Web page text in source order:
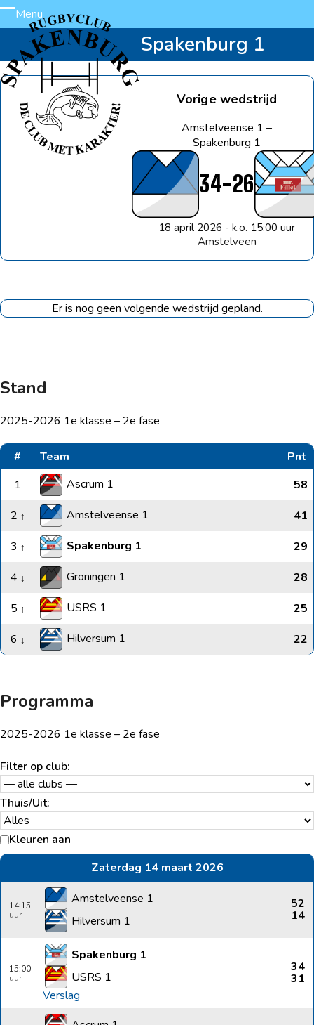
Skip
to
content
Menu
Open
mobile
menu
Close
mobile
menu
Spakenburg 1
Vorige wedstrijd
Amstelveense 1 –
Spakenburg 1
34-26
18 april 2026 - k.o. 15:00 uur
Amstelveen
Er is nog geen volgende wedstrijd gepland.
Stand
2025-2026 1e klasse – 2e fase
# Team
Pnt
1
Ascrum 1
58
2 ↑ Amstelveense 1
41
3 ↑ Spakenburg 1
29
4 ↓ Groningen 1
28
5 ↑ USRS 1
25
6 ↓ Hilversum 1 22
Programma
2025-2026 1e klasse – 2e fase
Filter op club:
Thuis/Uit:
Kleuren aan
Zaterdag 14 maart 2026
14:15
Amstelveense 1
Hilversum 1
52
14
15:00
Spakenburg 1
USRS 1
Verslag
34
31